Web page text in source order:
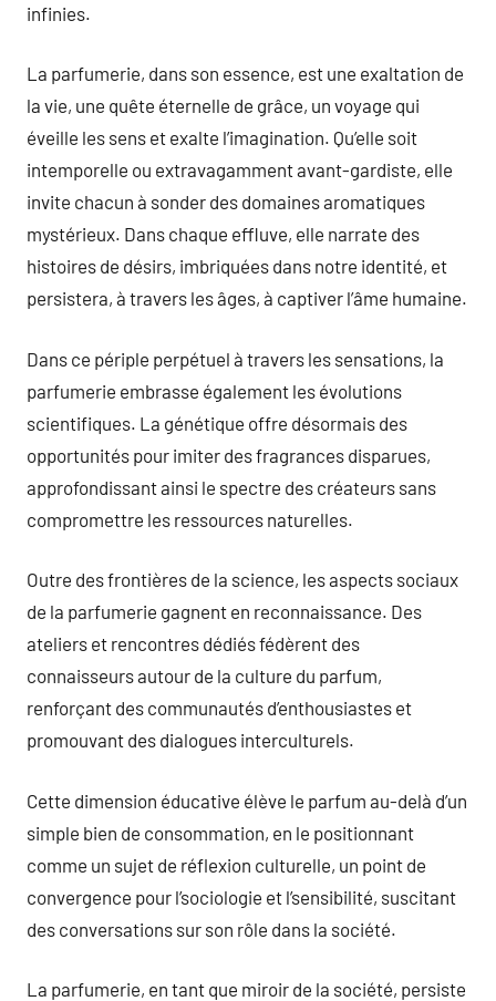
infinies.
La parfumerie, dans son essence, est une exaltation de
la vie, une quête éternelle de grâce, un voyage qui
éveille les sens et exalte l’imagination. Qu’elle soit
intemporelle ou extravagamment avant-gardiste, elle
invite chacun à sonder des domaines aromatiques
mystérieux. Dans chaque effluve, elle narrate des
histoires de désirs, imbriquées dans notre identité, et
persistera, à travers les âges, à captiver l’âme humaine.
Dans ce périple perpétuel à travers les sensations, la
parfumerie embrasse également les évolutions
scientifiques. La génétique offre désormais des
opportunités pour imiter des fragrances disparues,
approfondissant ainsi le spectre des créateurs sans
compromettre les ressources naturelles.
Outre des frontières de la science, les aspects sociaux
de la parfumerie gagnent en reconnaissance. Des
ateliers et rencontres dédiés fédèrent des
connaisseurs autour de la culture du parfum,
renforçant des communautés d’enthousiastes et
promouvant des dialogues interculturels.
Cette dimension éducative élève le parfum au-delà d’un
simple bien de consommation, en le positionnant
comme un sujet de réflexion culturelle, un point de
convergence pour l’sociologie et l’sensibilité, suscitant
des conversations sur son rôle dans la société.
La parfumerie, en tant que miroir de la société, persiste